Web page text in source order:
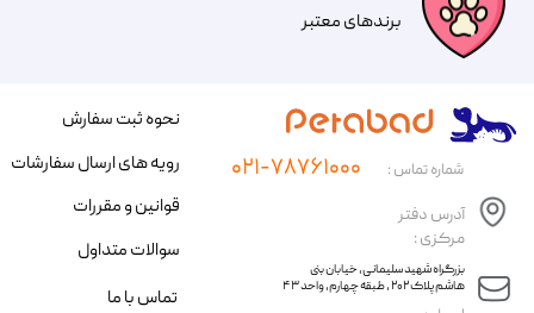
​​برندهای معتبر​​​​​​​
آدرس دفتر
مرکزی :
​​بزرگراه شهید سلیمانی، خیابان بنی
هاشم پلاک ۲۰۲ ، طبقه چهارم، واحد ۴۳
شماره تماس : ۰۲۱-۷۸۷۶۱۰۰۰
نحوه ثبت سفارش
رویه های ارسال سفارشات
قوانین و مقررات
سوالات متداول
تماس با ما